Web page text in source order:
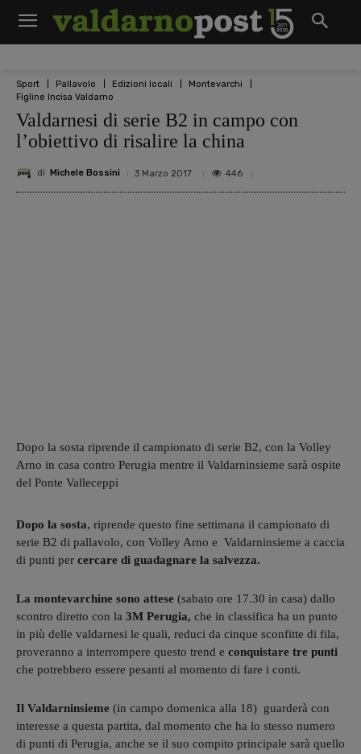
Sport Pallavolo Edizioni locali
Montevarchi
Figline Incisa Valdarno
Valdarnesi di serie B2 in campo con
l’obiettivo di risalire la china
di Michele Bossini 3 Marzo 2017 446
Dopo la sosta riprende il campionato di serie B2, con la Volley
Arno in casa contro Perugia mentre il Valdarninsieme sarà ospite
del Ponte Valleceppi
Dopo la sosta, riprende questo fine settimana il campionato di
serie B2 di pallavolo, con Volley Arno e Valdarninsieme a caccia
di punti per cercare di guadagnare la salvezza.
La montevarchine sono attese (sabato ore 17.30 in casa) dallo
scontro diretto con la 3M Perugia, che in classifica ha un punto
in più delle valdarnesi le quali, reduci da cinque sconfitte di fila,
proveranno a interrompere questo trend e conquistare tre punti
che potrebbero essere pesanti al momento di fare i conti.
Il Valdarninsieme (in campo domenica alla 18) guarderà con
interesse a questa partita, dal momento che ha lo stesso numero
di punti di Perugia, anche se il suo compito principale sarà quello